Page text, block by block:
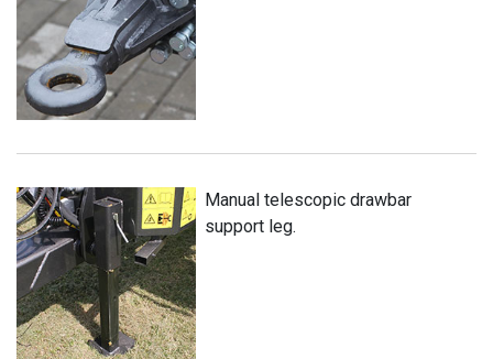
Manual telescopic drawbar
support leg.